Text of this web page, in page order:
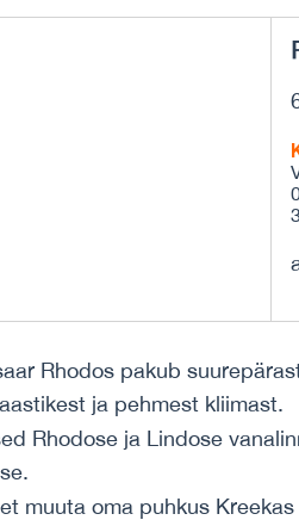
Rhodos pakub
ja pehmest kliimast.
Rhodose ja Lindose
muuta oma puhkus